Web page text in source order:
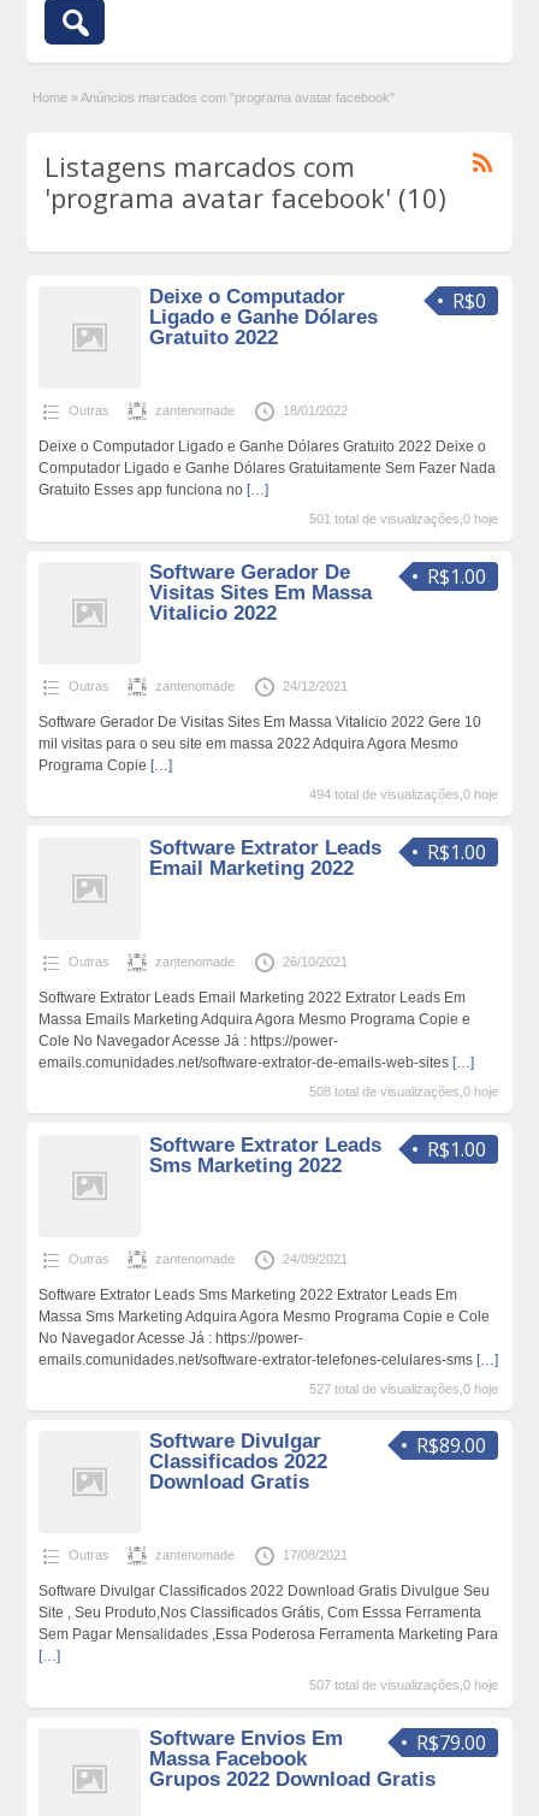
Home » Anúncios marcados com "programa avatar facebook"
Listagens marcados com
'programa avatar facebook' (10)
R$0
Deixe o Computador
Ligado e Ganhe Dólares
Gratuito 2022
Outras zantenomade 18/01/2022
Deixe o Computador Ligado e Ganhe Dólares Gratuito 2022 Deixe o
Computador Ligado e Ganhe Dólares Gratuitamente Sem Fazer Nada
Gratuito Esses app funciona no […]
501 total de visualizações,0 hoje
R$1.00
Software Gerador De
Visitas Sites Em Massa
Vitalicio 2022
Outras zantenomade 24/12/2021
Software Gerador De Visitas Sites Em Massa Vitalicio 2022 Gere 10
mil visitas para o seu site em massa 2022 Adquira Agora Mesmo
Programa Copie […]
494 total de visualizações,0 hoje
R$1.00
Software Extrator Leads
Email Marketing 2022
Outras zantenomade 26/10/2021
Software Extrator Leads Email Marketing 2022 Extrator Leads Em
Massa Emails Marketing Adquira Agora Mesmo Programa Copie e
Cole No Navegador Acesse Já : https://power-
emails.comunidades.net/software-extrator-de-emails-web-sites […]
508 total de visualizações,0 hoje
R$1.00
Software Extrator Leads
Sms Marketing 2022
Outras zantenomade 24/09/2021
Software Extrator Leads Sms Marketing 2022 Extrator Leads Em
Massa Sms Marketing Adquira Agora Mesmo Programa Copie e Cole
No Navegador Acesse Já : https://power-
emails.comunidades.net/software-extrator-telefones-celulares-sms […]
527 total de visualizações,0 hoje
R$89.00
Software Divulgar
Classificados 2022
Download Gratis
Outras zantenomade 17/08/2021
Software Divulgar Classificados 2022 Download Gratis Divulgue Seu
Site , Seu Produto,Nos Classificados Grátis, Com Esssa Ferramenta
Sem Pagar Mensalidades ,Essa Poderosa Ferramenta Marketing Para
[…]
507 total de visualizações,0 hoje
R$79.00
Software Envios Em
Massa Facebook
Grupos 2022 Download Gratis